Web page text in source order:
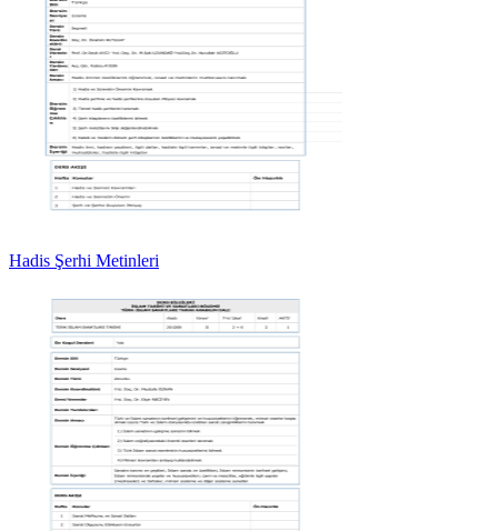
Hadis Şerhi Metinleri